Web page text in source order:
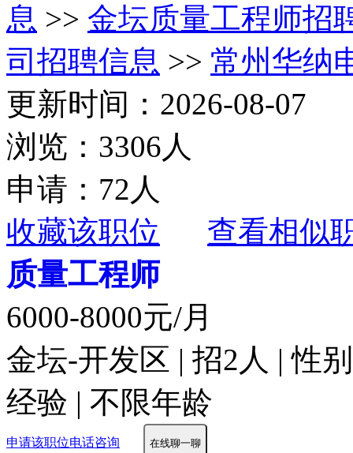
息 >> 金坛质量工程师招
司招聘信息 >> 常州华纳
更新时间：2026-08-07
浏览：3306人
申请：72人
收藏该职位
查看相似
质量工程师
6000-8000元/月
金坛-开发区 | 招2人 | 性
经验 | 不限年龄
申请该职位电话咨询 在线聊一聊